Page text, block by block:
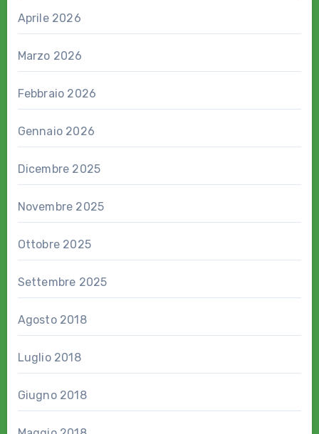
Aprile 2026
Marzo 2026
Febbraio 2026
Gennaio 2026
Dicembre 2025
Novembre 2025
Ottobre 2025
Settembre 2025
Agosto 2018
Luglio 2018
Giugno 2018